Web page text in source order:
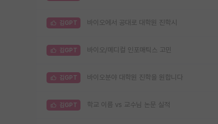
김GPT 바이오에서 공대로 대학원 진학시
김GPT 바이오/메디컬 인포매틱스 고민
김GPT 바이오분야 대학원 진학을 원합니다
김GPT 학교 이름 vs 교수님 논문 실적